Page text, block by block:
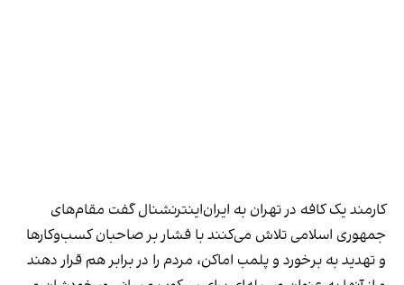
کارمند یک کافه در تهران به ایران‌اینترنشنال گفت مقام‌های
جمهوری اسلامی تلاش می‌کنند با فشار بر صاحبان کسب‌وکارها
و تهدید به برخورد و پلمب اماکن، مردم را در برابر هم قرار دهند